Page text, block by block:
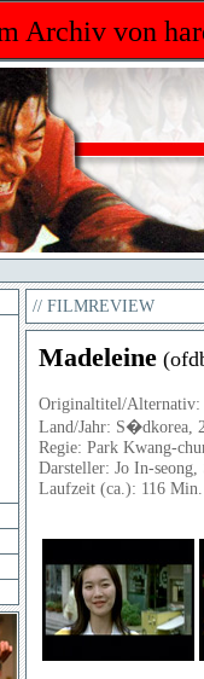
Archiv von
// FILMREVIEW
Madeleine (
Originaltitel/Alternativ:
Land/Jahr: S�dkorea,
Regie: Park Kwang-
Darsteller: Jo In-
Laufzeit (ca.): 116 Min.